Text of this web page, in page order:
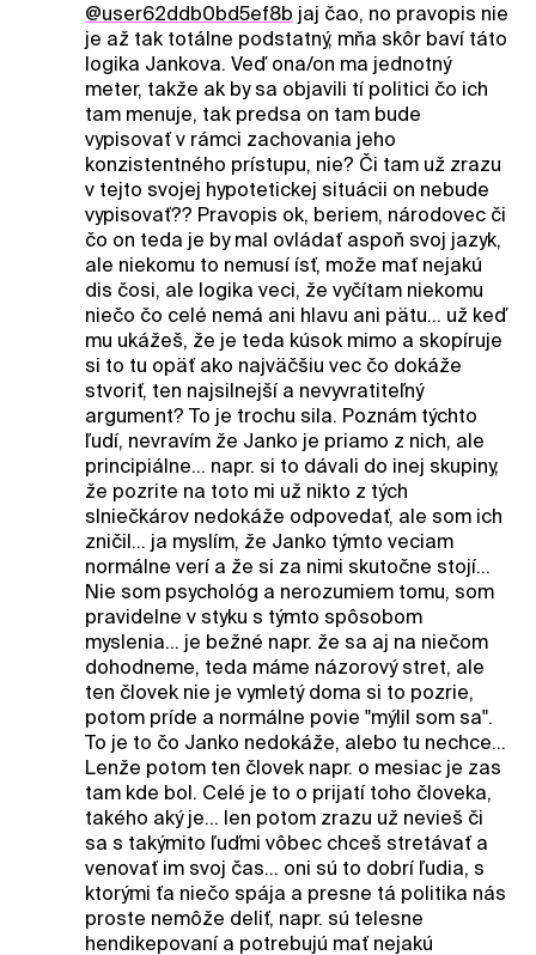
@user62ddb0bd5ef8b jaj čao, no pravopis nie
je až tak totálne podstatný, mňa skôr baví táto
logika Jankova. Veď ona/on ma jednotný
meter, takže ak by sa objavili tí politici čo ich
tam menuje, tak predsa on tam bude
vypisovať v rámci zachovania jeho
konzistentného prístupu, nie? Či tam už zrazu
v tejto svojej hypotetickej situácii on nebude
vypisovať?? Pravopis ok, beriem, národovec či
čo on teda je by mal ovládať aspoň svoj jazyk,
ale niekomu to nemusí ísť, može mať nejakú
dis čosi, ale logika veci, že vyčítam niekomu
niečo čo celé nemá ani hlavu ani pätu... už keď
mu ukážeš, že je teda kúsok mimo a skopíruje
si to tu opäť ako najväčšiu vec čo dokáže
stvoriť, ten najsilnejší a nevyvratiteľný
argument? To je trochu sila. Poznám týchto
ľudí, nevravím že Janko je priamo z nich, ale
principiálne... napr. si to dávali do inej skupiny,
že pozrite na toto mi už nikto z tých
slniečkárov nedokáže odpovedať, ale som ich
zničil... ja myslím, že Janko týmto veciam
normálne verí a že si za nimi skutočne stojí...
Nie som psychológ a nerozumiem tomu, som
pravidelne v styku s týmto spôsobom
myslenia... je bežné napr. že sa aj na niečom
dohodneme, teda máme názorový stret, ale
ten človek nie je vymletý doma si to pozrie,
potom príde a normálne povie "mýlil som sa".
To je to čo Janko nedokáže, alebo tu nechce...
Lenže potom ten človek napr. o mesiac je zas
tam kde bol. Celé je to o prijatí toho človeka,
takého aký je... len potom zrazu už nevieš či
sa s takýmito ľuďmi vôbec chceš stretávať a
venovať im svoj čas... oni sú to dobrí ľudia, s
ktorými ťa niečo spája a presne tá politika nás
proste nemôže deliť, napr. sú telesne
hendikepovaní a potrebujú mať nejakú